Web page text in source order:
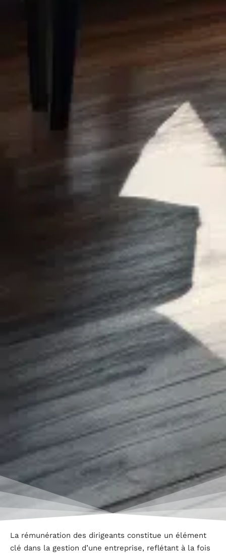
La rémunération des dirigeants constitue un élément
clé dans la gestion d’une entreprise, reflétant à la fois